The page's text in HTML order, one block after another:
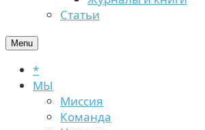
Статьи
Menu
*
МЫ
Миссия
Команда